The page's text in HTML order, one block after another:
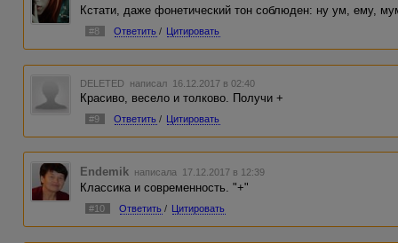
Кстати, даже фонетический тон соблюден: ну ум, ему,
#8 Ответить / Цитировать
DELETED написал 16.12.2017 в 02:40
Красиво, весело и толково. Получи +
#9 Ответить / Цитировать
Endemik написала 17.12.2017 в 12:39
Классика и современность. "+"
#10 Ответить / Цитировать